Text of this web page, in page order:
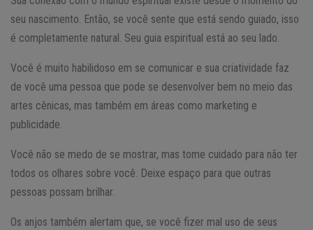
seu nascimento. Então, se você sente que está sendo guiado, isso
é completamente natural. Seu guia espiritual está ao seu lado.
Você é muito habilidoso em se comunicar e sua criatividade faz
de você uma pessoa que pode se desenvolver bem no meio das
artes cênicas, mas também em áreas como marketing e
publicidade.
Você não se medo de se mostrar, mas tome cuidado para não ter
todos os olhares sobre você. Deixe espaço para que outras
pessoas possam brilhar.
Os anjos também alertam que, se você fizer mal uso de seus